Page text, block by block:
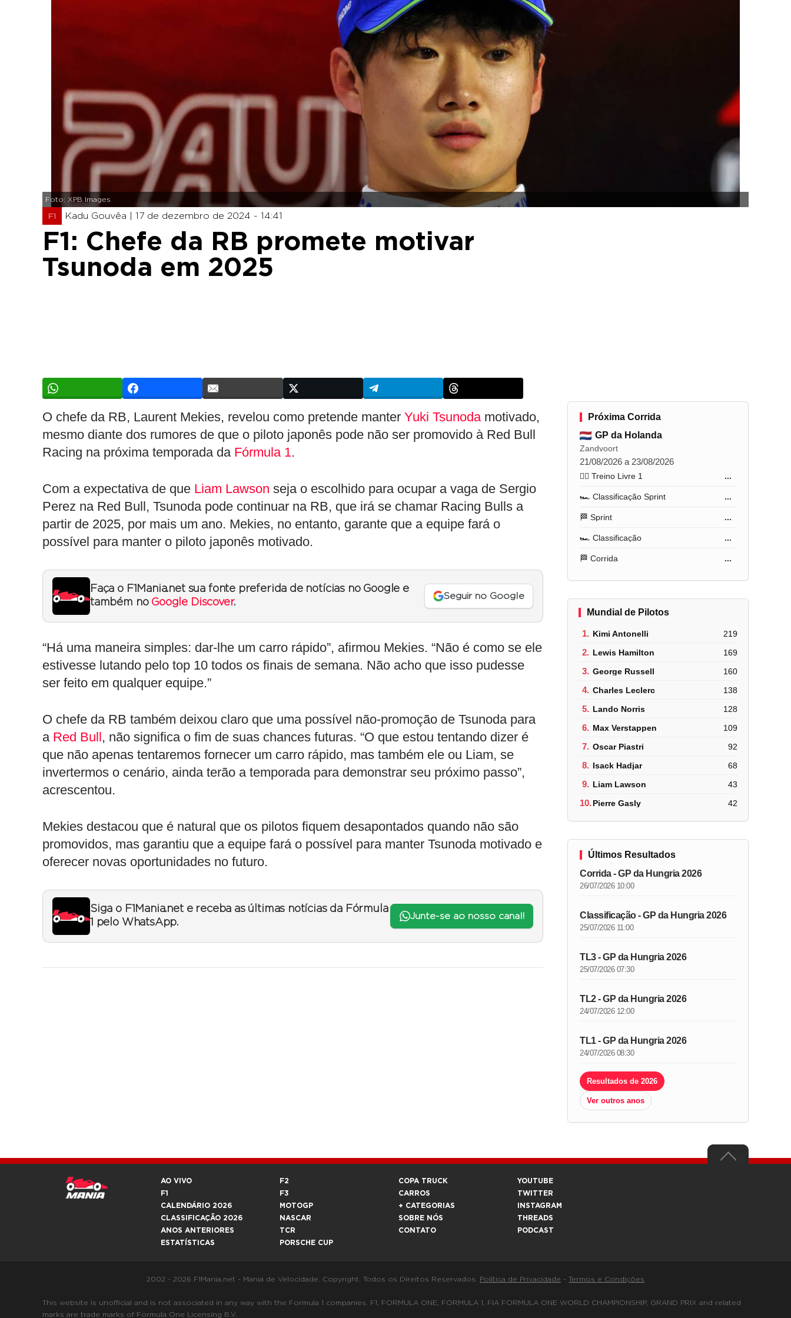
Foto: XPB Images
F1 Kadu Gouvêa | 17 de dezembro de 2024 - 14:41
F1: Chefe da RB promete motivar
Tsunoda em 2025
O chefe da RB, Laurent Mekies, revelou como pretende manter Yuki Tsunodamotivado,
mesmo diante dos rumores de que o piloto japonês pode não ser promovido à Red Bull
Racing na próxima temporada da Fórmula 1.
Com a expectativa de que Liam Lawson seja o escolhido para ocupar a vaga de Sergio
Perez na Red Bull, Tsunoda pode continuar na RB, que irá se chamar Racing Bulls a
partir de 2025, por mais um ano. Mekies, no entanto, garante que a equipe fará o
possível para manter o piloto japonês motivado.
Faça o F1Mania.net sua fonte preferida de notícias no Google e
também no Google Discover.
Seguir no Google
“Há uma maneira simples: dar-lhe um carro rápido”, afirmou Mekies. “Não é como se ele
estivesse lutando pelo top 10 todos os finais de semana. Não acho que isso pudesse
ser feito em qualquer equipe.”
O chefe da RB também deixou claro que uma possível não-promoção de Tsunoda para
a Red Bull, não significa o fim de suas chances futuras. “O que estou tentando dizer é
que não apenas tentaremos fornecer um carro rápido, mas também ele ou Liam, se
invertermos o cenário, ainda terão a temporada para demonstrar seu próximo passo”,
acrescentou.
Mekies destacou que é natural que os pilotos fiquem desapontados quando não são
promovidos, mas garantiu que a equipe fará o possível para manter Tsunoda motivado e
oferecer novas oportunidades no futuro.
Siga o F1Mania.net e receba as últimas notícias da Fórmula
1 pelo WhatsApp.
Junte-se ao nosso canal!
Próxima Corrida
GP da Holanda
Zandvoort
21/08/2026 a 23/08/2026
🏋️‍♂️ Treino Livre 1 ...
🏎️ Classificação Sprint ...
🏁 Sprint ...
🏎️ Classificação ...
🏁 Corrida ...
Mundial de Pilotos
1. Kimi Antonelli 219
2. Lewis Hamilton 169
3. George Russell 160
4. Charles Leclerc 138
5. Lando Norris 128
6. Max Verstappen 109
7. Oscar Piastri 92
8. Isack Hadjar 68
9. Liam Lawson 43
10.Pierre Gasly 42
Últimos Resultados
Corrida - GP da Hungria 2026
26/07/2026 10:00
Classificação - GP da Hungria 2026
25/07/2026 11:00
TL3 - GP da Hungria 2026
25/07/2026 07:30
TL2 - GP da Hungria 2026
24/07/2026 12:00
TL1 - GP da Hungria 2026
24/07/2026 08:30
Resultados de 2026
Ver outros anos
AO VIVO
F1
CALENDÁRIO 2026
CLASSIFICAÇÃO 2026
ANOS ANTERIORES
ESTATÍSTICAS
F2
F3
MOTOGP
NASCAR
TCR
PORSCHE CUP
COPA TRUCK
CARROS
+ CATEGORIAS
SOBRE NÓS
CONTATO
YOUTUBE
TWITTER
INSTAGRAM
THREADS
PODCAST
2002 - 2026 F1Mania.net - Mania de Velocidade. Copyright. Todos os Direitos Reservados. Política de Privacidade - Termos e Condições
This website is unofficial and is not associated in any way with the Formula 1 companies. F1, FORMULA ONE, FORMULA 1, FIA FORMULA ONE WORLD CHAMPIONSHIP, GRAND PRIX and related
marks are trade marks of Formula One Licensing B.V.